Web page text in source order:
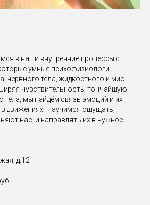
в наши внутренние процессы с
умные психофизиологи
нервного тела, жидкостного и мио-
чувствительность, тончайшую
тела, мы найдём связь эмоций и их
в движениях. Научимся ощущать,
нас, и направлять их в нужное
д.12